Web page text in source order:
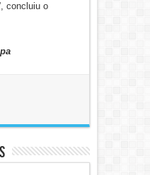
concluiu o